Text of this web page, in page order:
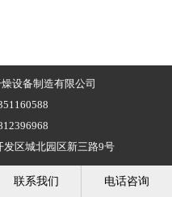
设备制造有限公司
区城北园区新三路9号
联系我们 电话咨询